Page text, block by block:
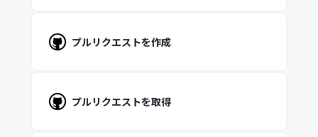
プルリクエストを作成
プルリクエストを取得